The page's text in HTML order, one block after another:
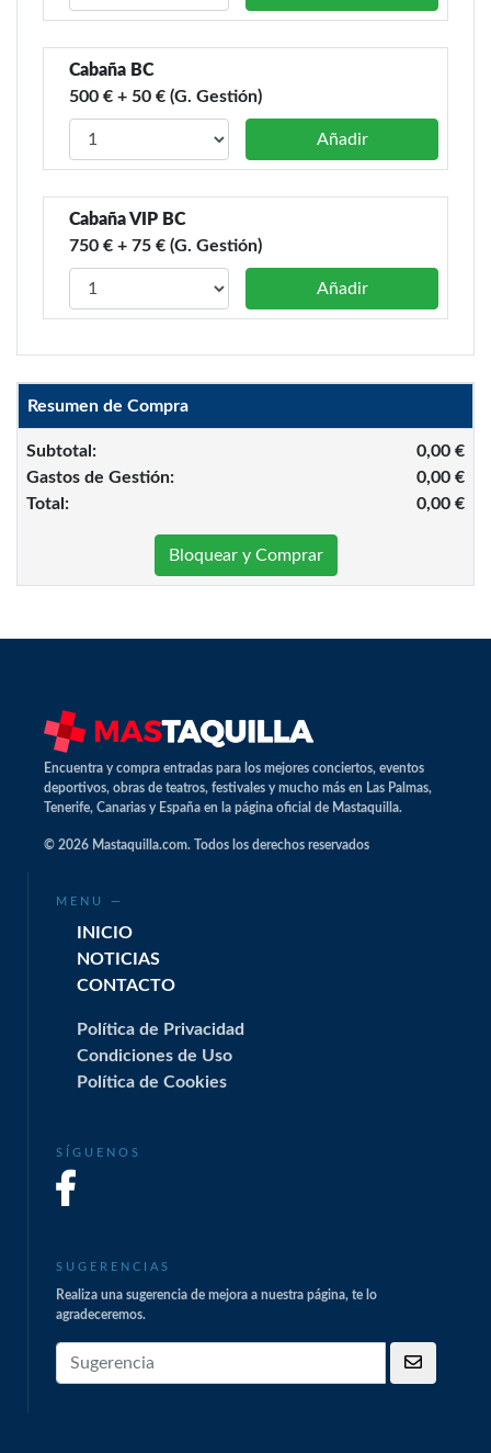
Cabaña BC
500 € + 50 € (G. Gestión)
Añadir
Cabaña VIP BC
750 € + 75 € (G. Gestión)
Añadir
Resumen de Compra
Subtotal:
0,00 €
Gastos de Gestión:
0,00 €
Total:
0,00 €
Bloquear y Comprar
Encuentra y compra entradas para los mejores conciertos, eventos
deportivos, obras de teatros, festivales y mucho más en Las Palmas,
Tenerife, Canarias y España en la página oficial de Mastaquilla.
© 2026 Mastaquilla.com. Todos los derechos reservados
MENU —
INICIO
NOTICIAS
CONTACTO
Política de Privacidad
Condiciones de Uso
Política de Cookies
SÍGUENOS
SUGERENCIAS
Realiza una sugerencia de mejora a nuestra página, te lo
agradeceremos.